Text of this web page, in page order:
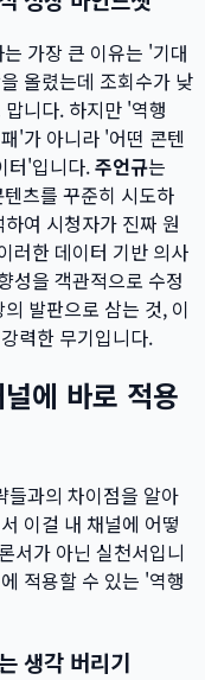
가장 큰 이유는 '기대
올렸는데 조회수가 낮
니다. 하지만 '역행
'가 아니라 '어떤 콘텐
터'입니다.주언규는
츠를 꾸준히 시도하
여 시청자가 진짜 원
러한 데이터 기반 의사
성을 객관적으로 수정
발판으로 삼는 것, 이
력한 무기입니다.
에 바로 적용
들과의 차이점을 알아
이걸 내 채널에 어떻
서가 아닌 실천서입니
적용할 수 있는 '역행
생각 버리기